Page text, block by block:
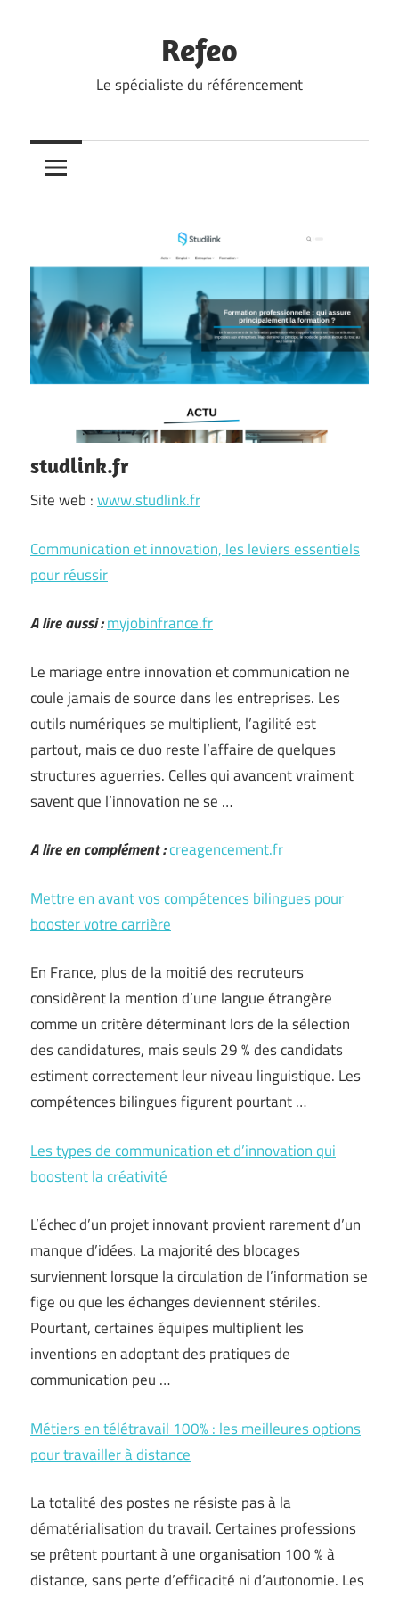
Refeo
Le spécialiste du référencement
studlink.fr
Site web :www.studlink.fr
Communication et innovation, les leviers essentiels
pour réussir
A lire aussi :myjobinfrance.fr
Le mariage entre innovation et communication ne
coule jamais de source dans les entreprises. Les
outils numériques se multiplient, l’agilité est
partout, mais ce duo reste l’affaire de quelques
structures aguerries. Celles qui avancent vraiment
savent que l’innovation ne se …
A lire en complément :creagencement.fr
Mettre en avant vos compétences bilingues pour
booster votre carrière
En France, plus de la moitié des recruteurs
considèrent la mention d’une langue étrangère
comme un critère déterminant lors de la sélection
des candidatures, mais seuls 29 % des candidats
estiment correctement leur niveau linguistique. Les
compétences bilingues figurent pourtant …
Les types de communication et d’innovation qui
boostent la créativité
L’échec d’un projet innovant provient rarement d’un
manque d’idées. La majorité des blocages
surviennent lorsque la circulation de l’information se
fige ou que les échanges deviennent stériles.
Pourtant, certaines équipes multiplient les
inventions en adoptant des pratiques de
communication peu …
Métiers en télétravail 100% : les meilleures options
pour travailler à distance
La totalité des postes ne résiste pas à la
dématérialisation du travail. Certaines professions
se prêtent pourtant à une organisation 100 % à
distance, sans perte d’efficacité ni d’autonomie. Les